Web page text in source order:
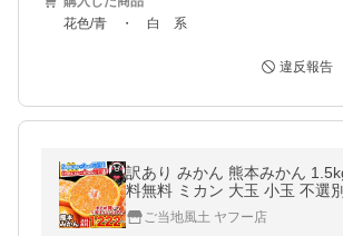
花色/青 ・ 白 系
違反報告
訳あり みかん 熊本みかん
料無料 ミカン 大玉 小玉 不選
みかん 7-14営業日以内に発送
く ご当地風土 ヤフー店